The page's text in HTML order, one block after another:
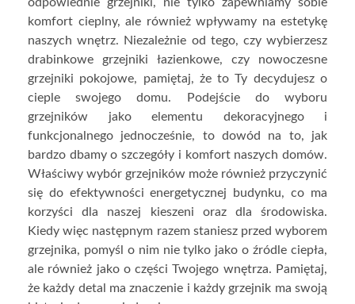
odpowiednie grzejniki, nie tylko zapewniamy sobie
komfort cieplny, ale również wpływamy na estetykę
naszych wnętrz. Niezależnie od tego, czy wybierzesz
drabinkowe grzejniki łazienkowe, czy nowoczesne
grzejniki pokojowe, pamiętaj, że to Ty decydujesz o
cieple swojego domu. Podejście do wyboru
grzejników jako elementu dekoracyjnego i
funkcjonalnego jednocześnie, to dowód na to, jak
bardzo dbamy o szczegóły i komfort naszych domów.
Właściwy wybór grzejników może również przyczynić
się do efektywności energetycznej budynku, co ma
korzyści dla naszej kieszeni oraz dla środowiska.
Kiedy więc następnym razem staniesz przed wyborem
grzejnika, pomyśl o nim nie tylko jako o źródle ciepła,
ale również jako o części Twojego wnętrza. Pamiętaj,
że każdy detal ma znaczenie i każdy grzejnik ma swoją